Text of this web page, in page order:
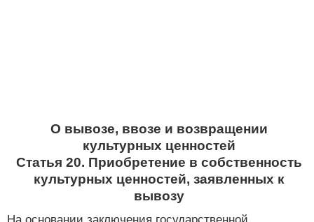
О вывозе, ввозе и возвращении
культурных ценностей
Статья 20. Приобретение в собственность
культурных ценностей, заявленных к
вывозу
На основании заключения государственной